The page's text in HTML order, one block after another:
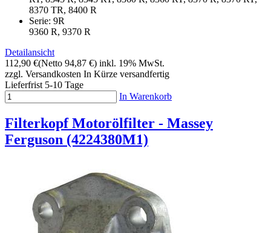
8370 TR, 8400 R
Serie: 9R
9360 R, 9370 R
Detailansicht
112,90 €(Netto 94,87 €) inkl. 19% MwSt.
zzgl. Versandkosten In Kürze versandfertig
Lieferfrist 5-10 Tage
In Warenkorb
Filterkopf Motorölfilter - Massey
Ferguson (4224380M1)